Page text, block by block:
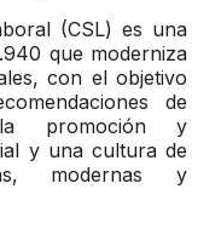
(CSL) es una
que moderniza
con el objetivo
de
promoción y
y una cultura de
modernas y